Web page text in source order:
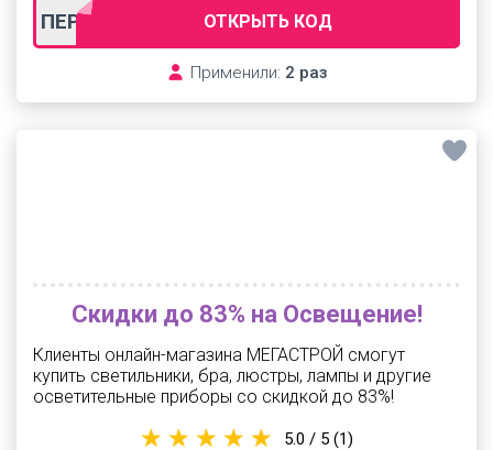
ПЕРВЫЙ ОТКРЫТЬ КОД
Применили: 2 раз
Скидки до 83% на Освещение!
Клиенты онлайн-магазина МЕГАСТРОЙ смогут
купить светильники, бра, люстры, лампы и другие
осветительные приборы со скидкой до 83%!
5.0 / 5 (1)